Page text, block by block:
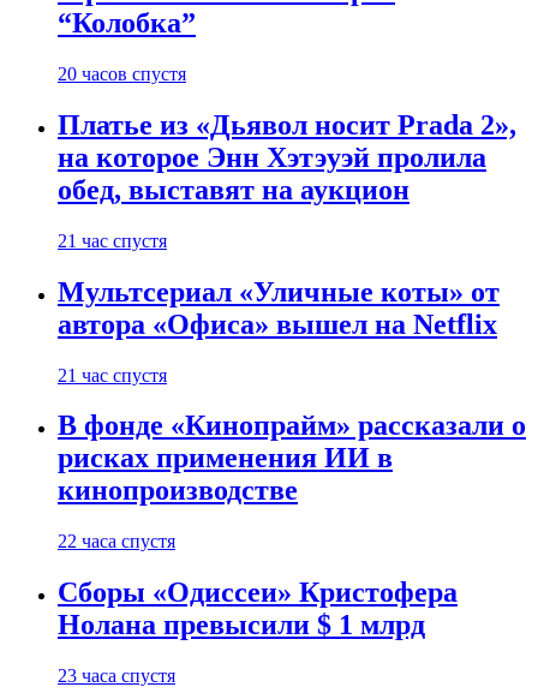
“Колобка”
20 часов спустя
Платье из «Дьявол носит Prada 2»,
на которое Энн Хэтэуэй пролила
обед, выставят на аукцион
21 час спустя
Мультсериал «Уличные коты» от
автора «Офиса» вышел на Netflix
21 час спустя
В фонде «Кинопрайм» рассказали о
рисках применения ИИ в
кинопроизводстве
22 часа спустя
Сборы «Одиссеи» Кристофера
Нолана превысили $ 1 млрд
23 часа спустя